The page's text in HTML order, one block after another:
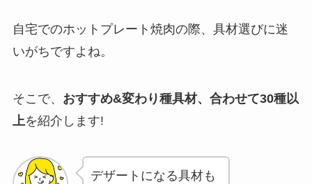
自宅でのホットプレート焼肉の際、具材選びに迷
いがちですよね。
そこで、 おすすめ&変わり種具材、合わせて30種以
上を紹介します!
デザートになる具材も